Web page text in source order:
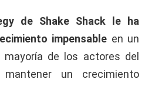
de Shake Shack le ha
impensable en un
de los actores del
un crecimiento